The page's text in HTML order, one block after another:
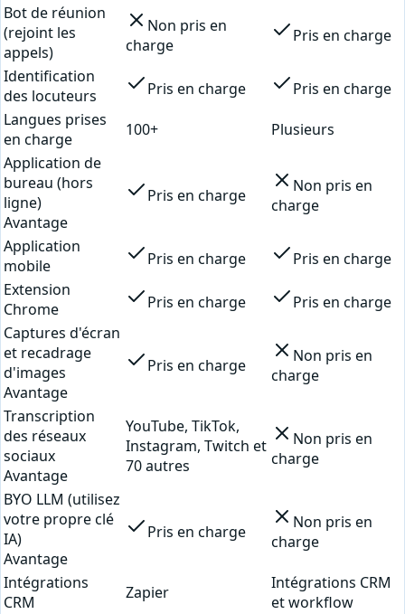
Bot de réunion
(rejoint les
appels)
Non pris en
charge
Pris en charge
Identification
des locuteurs
Pris en charge
Pris en charge
Langues prises
en charge
100+
Plusieurs
Application de
bureau (hors
ligne)
Avantage
Pris en charge
Non pris en
charge
Application
mobile
Pris en charge
Pris en charge
Extension
Chrome
Pris en charge
Pris en charge
Captures d'écran
et recadrage
d'images
Avantage
Pris en charge
Non pris en
charge
Transcription
des réseaux
sociaux
Avantage
YouTube, TikTok,
Instagram, Twitch et
70 autres
Non pris en
charge
BYO LLM (utilisez
votre propre clé
IA)
Avantage
Pris en charge
Non pris en
charge
Intégrations
CRM
Zapier
Intégrations CRM
et workflow